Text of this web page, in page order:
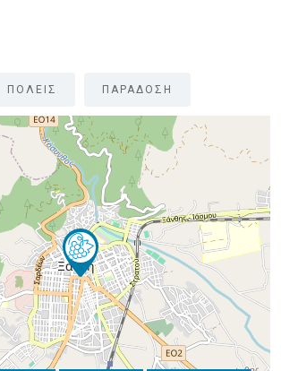
ΠΟΛΕΙΣ ΠΑΡΑΔΟΣΗ